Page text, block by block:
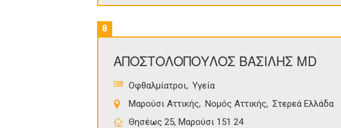
8
ΑΠΟΣΤΟΛΟΠΟΥΛΟΣ ΒΑΣΙΛΗΣ MD
Οφθαλμίατροι Υγεία
Μαρούσι Αττικής
Νομός Αττικής
Στερεά Ελλάδα
Θησέως 25, Μαρούσι 151 24